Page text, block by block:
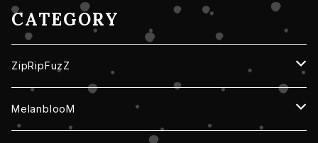
CATEGORY
ZipRipFuzZ
CD・DVD
MelanblooM